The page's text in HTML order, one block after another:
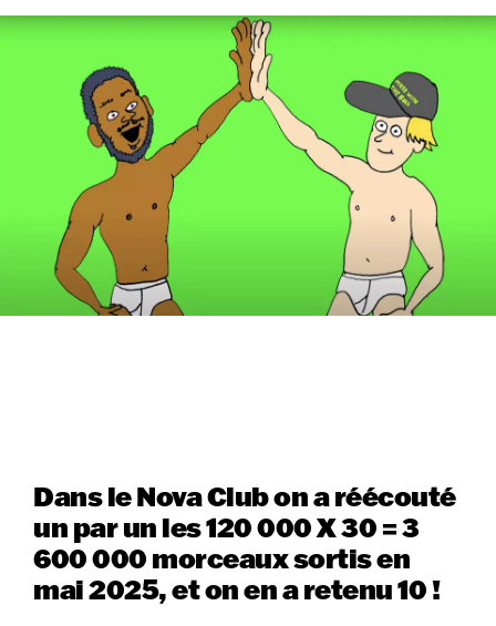
Dans le Nova Club on a réécouté
un par un les 120 000 X 30 = 3
600 000 morceaux sortis en
mai 2025, et on en a retenu 10 !